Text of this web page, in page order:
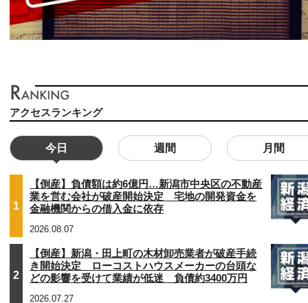
アクセスランキング
今日 週間 月間
1
【倒産】負債額は約6億円…新潟市中央区の不動産
業を営む会社が破産開始決定 宅地の開発資金を
金融機関からの借入金に依存
2026.08.07
2
【倒産】新潟・田上町の木材卸売業者が破産手続
き開始決定 ローコストハウスメーカーの台頭な
どの影響を受けて業績が低迷 負債約3400万円
2026.07.27